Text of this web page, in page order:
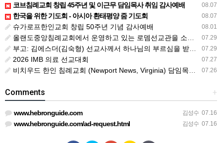
08.07
코브침례교회 창립 45주년 및 이근무 담임목사 취임 감사예배
08.07
한국을 위한 기도회 - 아시아 환태평양 줌 기도회
08.01
슈가로프한인교회 창립 50주년 기념 감사예배
07.29
올랜도중앙침례교회에서 운영하고 있는 로뎀선교관을 소개해 드립니다
07.29
부고: 김에스더(김숙형) 선교사께서 하나님의 부르심을 받았습니다.
07.27
2026 IMB 의료 선교대회
07.26
비치우드 한인 침례교회 (Newport News, Virginia) 담임목사 청빙
+
Comments
김성수 07.16
www.hebronguide.com
김성수 07.16
www.hebronguide.com/ad-request.html